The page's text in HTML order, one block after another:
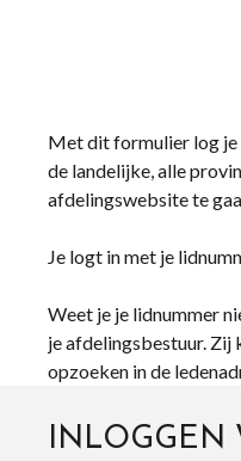
Met dit formulier log je
de landelijke, alle
afdelingswebsite te
Je logt in met je
Weet je je lidnummer
je afdelingsbestuur. Zij
opzoeken in de
INLOGGEN